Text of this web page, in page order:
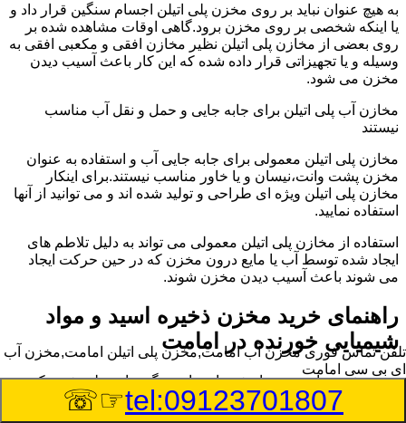
به هیچ عنوان نباید بر روی مخزن پلی اتیلن اجسام سنگین قرار داد و
یا اینکه شخصی بر روی مخزن برود.گاهی اوقات مشاهده شده بر
روی بعضی از مخازن پلی اتیلن نظیر مخازن افقی و مکعبی افقی به
وسیله و یا تجهیزاتی قرار داده شده که این کار باعث آسیب دیدن
مخزن می شود.
مخازن آب پلی اتیلن برای جابه جایی و حمل و نقل آب مناسب
نیستند
مخازن پلی اتیلن معمولی برای جابه جایی آب و استفاده به عنوان
مخزن پشت وانت،نیسان و یا خاور مناسب نیستند.برای اینکار
مخازن پلی اتیلن ویژه ای طراحی و تولید شده اند و می توانید از آنها
استفاده نمایید.
استفاده از مخازن پلی اتیلن معمولی می تواند به دلیل تلاطم های
ایجاد شده توسط آب یا مایع درون مخزن که در حین حرکت ایجاد
می شوند باعث آسیب دیدن مخزن شوند.
راهنمای خرید مخزن ذخیره اسید و مواد
شیمیایی خورنده در امامت
مخزن ذخیره اسید و مواد شیمیایی باید به گونه ای تولید شوند که
بتوانند در برابر چگالی نسبتا بالا و خورندگی انواع اسیدها مقاومت
کافی داشته باشند.به همین دلیل نمی توان در هر مخزنی اسید و مواد
تلفن تماس فوریمخزن آب امامت,مخزن پلی اتیلن امامت,مخزن آب
ای بی سی امامت
tel:09123701807
☞☏